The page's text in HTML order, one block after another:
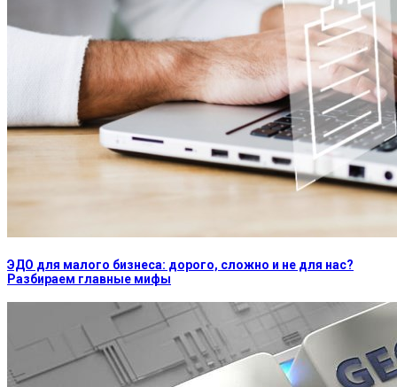
ЭДО для малого бизнеса: дорого, сложно и не для нас?
Разбираем главные мифы